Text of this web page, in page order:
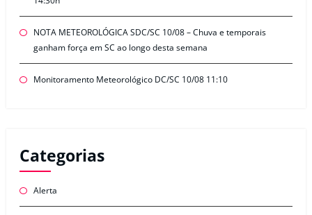
NOTA METEOROLÓGICA SDC/SC 10/08 – Chuva e temporais
ganham força em SC ao longo desta semana
Monitoramento Meteorológico DC/SC 10/08 11:10
Categorias
Alerta